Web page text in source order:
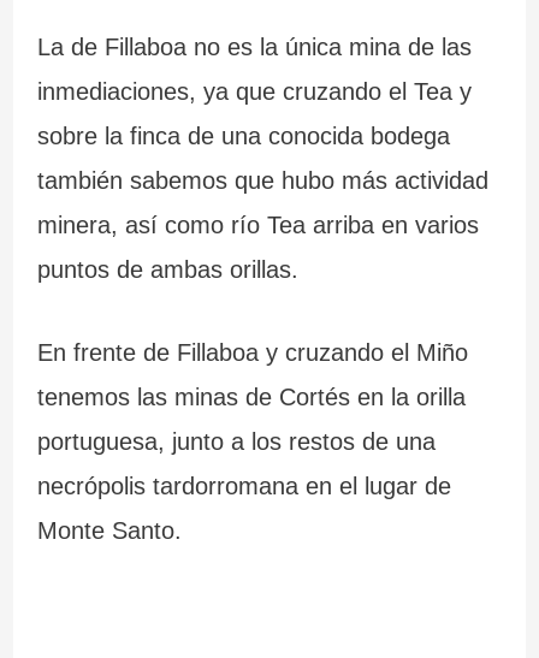
La de Fillaboa no es la única mina de las
inmediaciones, ya que cruzando el Tea y
sobre la finca de una conocida bodega
también sabemos que hubo más actividad
minera, así como río Tea arriba en varios
puntos de ambas orillas.
En frente de Fillaboa y cruzando el Miño
tenemos las minas de Cortés en la orilla
portuguesa, junto a los restos de una
necrópolis tardorromana en el lugar de
Monte Santo.